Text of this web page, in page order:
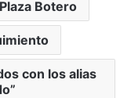
Botero
con los alias